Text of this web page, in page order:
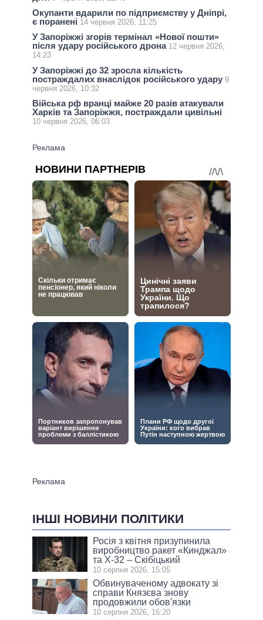
Окупанти вдарили по підприємству у Дніпрі,
є поранені 14 червня 2026, 11:25
У Запоріжжі згорів термінал «Нової пошти»
після удару російського дрона 12 червня 2026,
14:23
У Запоріжжі до 32 зросла кількість
постраждалих внаслідок російського удару 9
червня 2026, 10:32
Війська рф вранці майже 20 разів атакували
Харків та Запоріжжя, постраждали цивільні
10 червня 2026, 06:03
ІНШІ НОВИНИ ПОЛІТИКИ
Росія з квітня призупинила
виробництво ракет «Кинджал»
та Х-32 – Скібіцький
10 серпня 2026, 15:05
Обвинуваченому адвокату зі
справи Князєва знову
продовжили обов'язки
10 серпня 2026, 16:20